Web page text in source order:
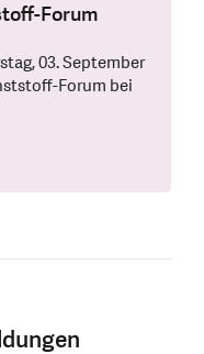
Forum
03. September
Forum bei